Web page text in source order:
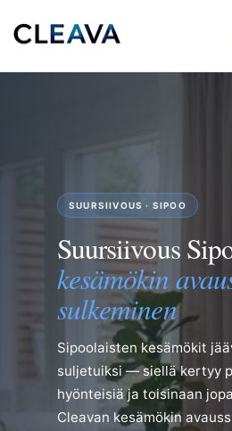
SUURSIIVOUS · SIPOO
Suursiivous
kesämökin
sulkeminen
Sipoolaisten kesämökit
suljetuiksi — siellä kertyy
hyönteisiä ja toisinaan
Cleavan kesämökin